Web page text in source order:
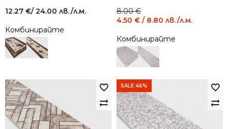
12.27 €/ 24.00 лв./л.м.
Комбинирайте
8.00€
Original
price
8.00 €
/
15.65
лв..
4.50 € / 8.80 лв.
Current
price
4.50 €
/
8.80
лв..
/л.м.
Комбинирайте
SALE 46%